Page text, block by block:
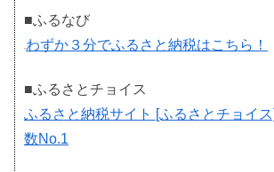
■ふるなび
わずか３分でふるさと納税はこちら！
■ふるさとチョイス
ふるさと納税サイト [ふるさとチョイ
数No.1